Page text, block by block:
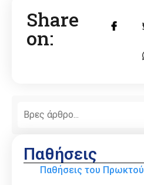
Share
on:
Παθήσεις
Παθήσεις του Πρωκτού